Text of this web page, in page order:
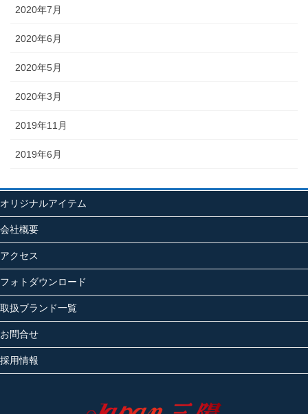
2020年7月
2020年6月
2020年5月
2020年3月
2019年11月
2019年6月
オリジナルアイテム
会社概要
アクセス
フォトダウンロード
取扱ブランド一覧
お問合せ
採用情報